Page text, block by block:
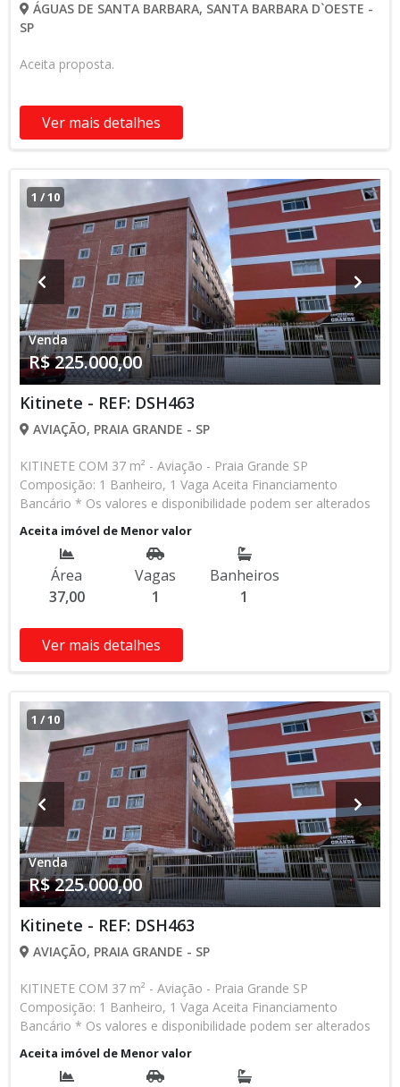
ÁGUAS DE SANTA BARBARA, SANTA BARBARA D`OESTE -
SP
Aceita proposta.
Ver mais detalhes
1 /10
Venda
R$ 225.000,00
Kitinete - REF: DSH463
AVIAÇÃO, PRAIA GRANDE - SP
KITINETE COM 37 m² - Aviação - Praia Grande SP
Composição: 1 Banheiro, 1 Vaga Aceita Financiamento
Bancário * Os valores e disponibilidade podem ser alterados
sem prévio aviso. Favor verificar entrando em contato com
nossa equipe
Aceita imóvel de Menor valor
Área
37,00
Vagas
1
Banheiros
1
Ver mais detalhes
1 /10
Venda
R$ 225.000,00
Kitinete - REF: DSH463
AVIAÇÃO, PRAIA GRANDE - SP
KITINETE COM 37 m² - Aviação - Praia Grande SP
Composição: 1 Banheiro, 1 Vaga Aceita Financiamento
Bancário * Os valores e disponibilidade podem ser alterados
sem prévio aviso. Favor verificar entrando em contato com
nossa equipe
Aceita imóvel de Menor valor